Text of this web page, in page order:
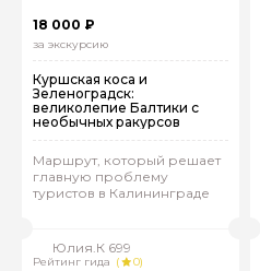
18 000 ₽
за экскурсию
Куршская коса и
Зеленоградск:
великолепие Балтики с
необычных ракурсов
Маршрут, который решает
главную проблему
туристов в Калининграде
Юлия.К 699
Рейтинг гида (
0)